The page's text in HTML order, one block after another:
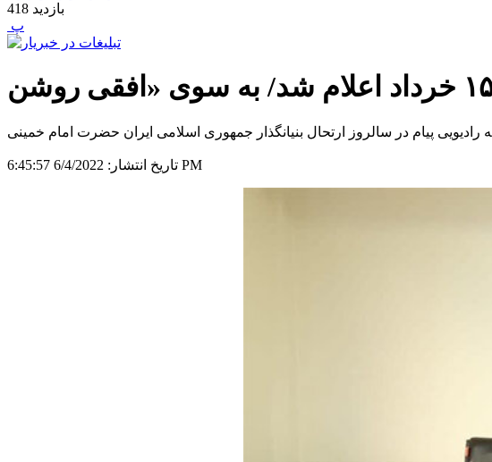
418 بازدید
‍ پ
رادیویی پیام در سالروز ارتحال بنیانگذار جمهوری اسلامی ایران حضرت امام خمینی
تاریخ انتشار: 6/4/2022 6:45:57 PM